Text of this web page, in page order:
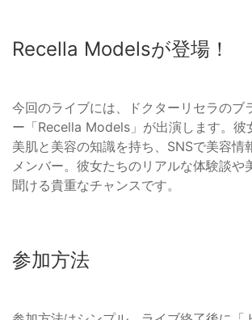
Recella Modelsが登場！
今回のライブには、ドクターリセラのブ
ー「Recella Models」が出演します。彼
美肌と美容の知識を持ち、SNSで美容情
メンバー。彼女たちのリアルな体験談や
聞ける貴重なチャンスです。
参加方法